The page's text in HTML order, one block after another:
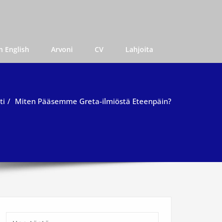
English Arvoni CV Lahjoita
Miten Pääsemme Greta-ilmiöstä Eteenpäin?